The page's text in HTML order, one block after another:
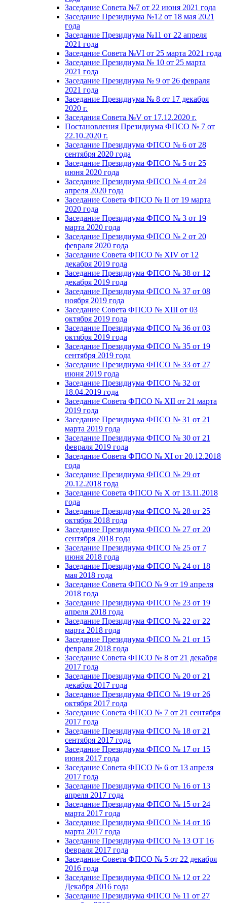
Заседание Совета №7 от 22 июня 2021 года
Заседание Президиума №12 от 18 мая 2021
года
Заседание Президиума №11 от 22 апреля
2021 года
Заседание Совета №VI от 25 марта 2021 года
Заседание Президиума № 10 от 25 марта
2021 года
Заседание Президиума № 9 от 26 февраля
2021 года
Заседание Президиума № 8 от 17 декабря
2020 г.
Заседания Совета №V от 17.12.2020 г.
Постановления Президиума ФПСО № 7 от
22.10.2020 г.
Заседание Президиума ФПСО № 6 от 28
сентября 2020 года
Заседание Президиума ФПСО № 5 от 25
июня 2020 года
Заседание Президиума ФПСО № 4 от 24
апреля 2020 года
Заседание Совета ФПСО № II от 19 марта
2020 года
Заседание Президиума ФПСО № 3 от 19
марта 2020 года
Заседание Президиума ФПСО № 2 от 20
февраля 2020 года
Заседание Совета ФПСО № XIV от 12
декабря 2019 года
Заседание Президиума ФПСО № 38 от 12
декабря 2019 года
Заседание Президиума ФПСО № 37 от 08
ноября 2019 года
Заседание Совета ФПСО № XIII от 03
октября 2019 года
Заседание Президиума ФПСО № 36 от 03
октября 2019 года
Заседание Президиума ФПСО № 35 от 19
сентября 2019 года
Заседание Президиума ФПСО № 33 от 27
июня 2019 года
Заседание Президиума ФПСО № 32 от
18.04.2019 года
Заседание Совета ФПСО № XII от 21 марта
2019 года
Заседание Президиума ФПСО № 31 от 21
марта 2019 года
Заседание Президиума ФПСО № 30 от 21
февраля 2019 года
Заседание Совета ФПСО № XI от 20.12.2018
года
Заседание Президиума ФПСО № 29 от
20.12.2018 года
Заседание Совета ФПСО № X от 13.11.2018
года
Заседание Президиума ФПСО № 28 от 25
октября 2018 года
Заседание Президиума ФПСО № 27 от 20
сентября 2018 года
Заседание Президиума ФПСО № 25 от 7
июня 2018 года
Заседание Президиума ФПСО № 24 от 18
мая 2018 года
Заседание Совета ФПСО № 9 от 19 апреля
2018 года
Заседание Президиума ФПСО № 23 от 19
апреля 2018 года
Заседание Президиума ФПСО № 22 от 22
марта 2018 года
Заседание Президиума ФПСО № 21 от 15
февраля 2018 года
Заседание Совета ФПСО № 8 от 21 декабря
2017 года
Заседание Президиума ФПСО № 20 от 21
декабря 2017 года
Заседание Президиума ФПСО № 19 от 26
октября 2017 года
Заседание Совета ФПСО № 7 от 21 сентября
2017 года
Заседание Президиума ФПСО № 18 от 21
сентября 2017 года
Заседание Президиума ФПСО № 17 от 15
июня 2017 года
Заседание Совета ФПСО № 6 от 13 апреля
2017 года
Заседание Президиума ФПСО № 16 от 13
апреля 2017 года
Заседание Президиума ФПСО № 15 от 24
марта 2017 года
Заседание Президиума ФПСО № 14 от 16
марта 2017 года
Заседание Президиума ФПСО № 13 ОТ 16
февраля 2017 года
Заседание Совета ФПСО № 5 от 22 декабря
2016 года
Заседание Президиума ФПСО № 12 от 22
Декабря 2016 года
Заседание Президиума ФПСО № 11 от 27